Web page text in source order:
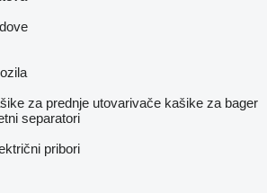
za prednje utovarivače kašike za bager
separatori
pribori